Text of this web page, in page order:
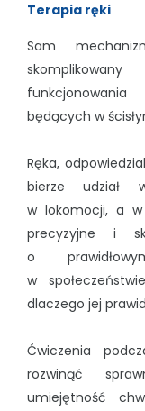
Terapia ręki
Sam
będących w
Ręka,
bierze udział
w lokomocji, a w
precyzyjne i
o
w
dlaczego jej
Ćwiczenia
rozwinąć
umiejętność